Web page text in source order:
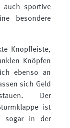
auch sportive
besondere
Knopfleiste,
Knöpfen
ebenso an
sich Geld
Der
ist
sogar in der